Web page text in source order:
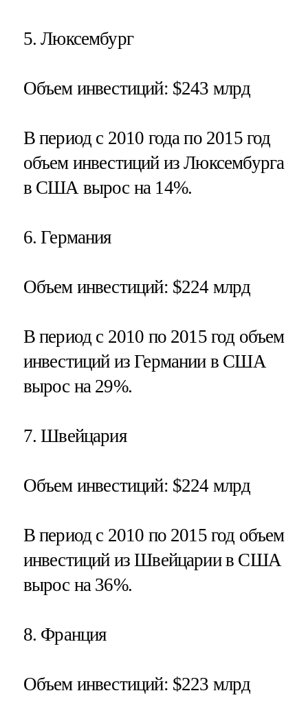
5.Люксембург
Объем инвестиций: $243 млрд
В период с 2010 года по 2015 год
объем инвестиций из Люксембурга
в США вырос на 14%.
6.Германия
Объем инвестиций: $224 млрд
В период с 2010 по 2015 год объем
инвестиций из Германии в США
вырос на 29%.
7.Швейцария
Объем инвестиций: $224 млрд
В период с 2010 по 2015 год объем
инвестиций из Швейцарии в США
вырос на 36%.
8. Франция
Объем инвестиций: $223 млрд